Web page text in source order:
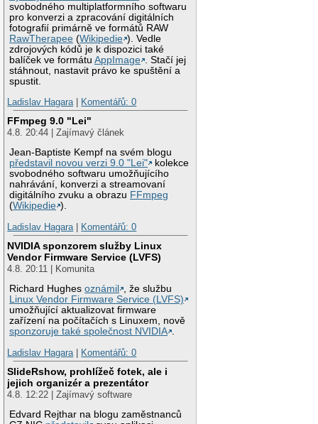
svobodného multiplatformního softwaru
pro konverzi a zpracování digitálních
fotografií primárně ve formátů RAW
RawTherapee (Wikipedie ). Vedle
zdrojových kódů je k dispozici také
balíček ve formátuAppImage
. Stačí jej
stáhnout, nastavit právo ke spuštění a
spustit.
Ladislav Hagara| Komentářů: 0
FFmpeg 9.0 "Lei"
4.8. 20:44 | Zajímavý článek
Jean-Baptiste Kempf na svém blogu
představil novou verzi 9.0 "Lei"
kolekce
svobodného softwaru umožňujícího
nahrávání, konverzi a streamovaní
digitálního zvuku a obrazu FFmpeg
(Wikipedie ).
Ladislav Hagara| Komentářů: 0
NVIDIA sponzorem služby Linux
Vendor Firmware Service (LVFS)
4.8. 20:11 | Komunita
Richard Hughesoznámil
, že službu
Linux Vendor Firmware Service (LVFS)
umožňující aktualizovat firmware
zařízení na počítačích s Linuxem, nově
sponzoruje také společnost NVIDIA .
Ladislav Hagara| Komentářů: 0
SlideRshow, prohlížeč fotek, ale i
jejich organizér a prezentátor
4.8. 12:22 | Zajímavý software
Edvard Rejthar na blogu zaměstnanců